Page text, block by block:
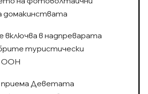
домакинствата
включва в надпреварата
туристически
ООН
приема Деветата